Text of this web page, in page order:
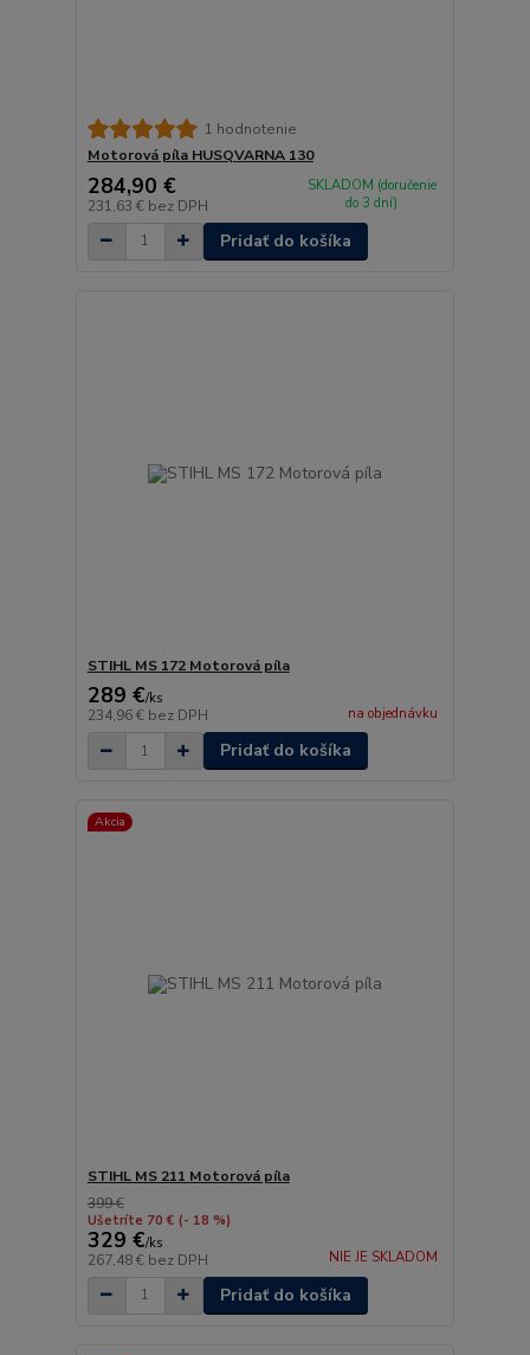
1 hodnotenie
Motorová píla HUSQVARNA 130
284,90 €
231,63 € bez DPH
SKLADOM (doručenie
do 3 dní)
Pridať do košíka
STIHL MS 172 Motorová píla
289 €/ks
234,96 € bez DPH na objednávku
Pridať do košíka
Akcia
STIHL MS 211 Motorová píla
399 €
Ušetríte 70 € (- 18 %)
329 €/ks
267,48 € bez DPH NIE JE SKLADOM
Pridať do košíka